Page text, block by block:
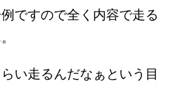
ですので全く内容で走る
い走るんだなぁという目